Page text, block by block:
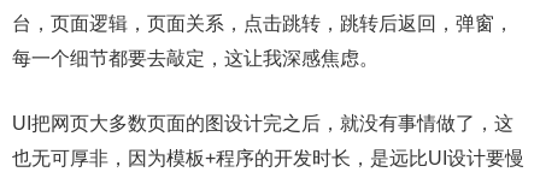
台，页面逻辑，页面关系，点击跳转，跳转后返回，弹窗，
每一个细节都要去敲定，这让我深感焦虑。
UI把网页大多数页面的图设计完之后，就没有事情做了，这
也无可厚非，因为模板+程序的开发时长，是远比UI设计要慢